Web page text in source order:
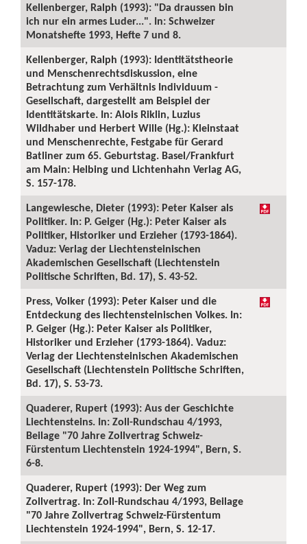
Kellenberger, Ralph (1993): "Da draussen bin
ich nur ein armes Luder...". In: Schweizer
Monatshefte 1993, Hefte 7 und 8.
Kellenberger, Ralph (1993): Identitätstheorie
und Menschenrechtsdiskussion, eine
Betrachtung zum Verhältnis Individuum -
Gesellschaft, dargestellt am Beispiel der
Identitätskarte. In: Alois Riklin, Luzius
Wildhaber und Herbert Wille (Hg.): Kleinstaat
und Menschenrechte, Festgabe für Gerard
Batliner zum 65. Geburtstag. Basel/Frankfurt
am Main: Helbing und Lichtenhahn Verlag AG,
S. 157-178.
Langewiesche, Dieter (1993): Peter Kaiser als
Politiker. In: P. Geiger (Hg.): Peter Kaiser als
Politiker, Historiker und Erzieher (1793-1864).
Vaduz: Verlag der Liechtensteinischen
Akademischen Gesellschaft (Liechtenstein
Politische Schriften, Bd. 17), S. 43-52.
Press, Volker (1993): Peter Kaiser und die
Entdeckung des liechtensteinischen Volkes. In:
P. Geiger (Hg.): Peter Kaiser als Politiker,
Historiker und Erzieher (1793-1864). Vaduz:
Verlag der Liechtensteinischen Akademischen
Gesellschaft (Liechtenstein Politische Schriften,
Bd. 17), S. 53-73.
Quaderer, Rupert (1993): Aus der Geschichte
Liechtensteins. In: Zoll-Rundschau 4/1993,
Beilage "70 Jahre Zollvertrag Schweiz-
Fürstentum Liechtenstein 1924-1994", Bern, S.
6-8.
Quaderer, Rupert (1993): Der Weg zum
Zollvertrag. In: Zoll-Rundschau 4/1993, Beilage
"70 Jahre Zollvertrag Schweiz-Fürstentum
Liechtenstein 1924-1994", Bern, S. 12-17.